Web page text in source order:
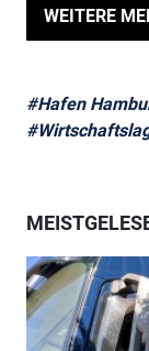
WEITERE
#Hafen